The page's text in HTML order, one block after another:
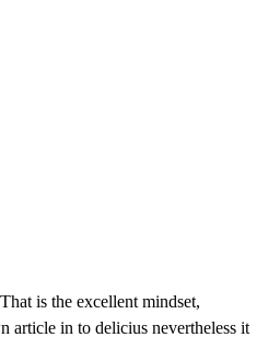
is the excellent mindset,
article in to delicius nevertheless it